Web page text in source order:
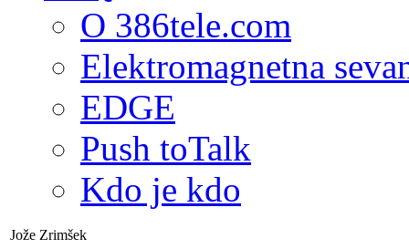
O 386tele.com
Elektromagnetna
EDGE
Push toTalk
Kdo je kdo
Jože Zrimšek